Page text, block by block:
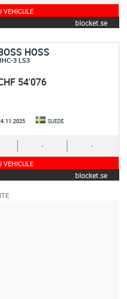
VEHICULE
blocket.se
HOSS
3 LS3
54'076
SUEDE
- -
VEHICULE
blocket.se